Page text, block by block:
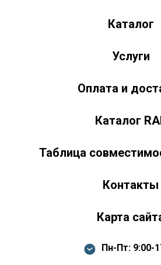
Каталог
Услуги
Оплата и
Каталог
Таблица
Контакты
Карта
Пн-Пт: 9:00-